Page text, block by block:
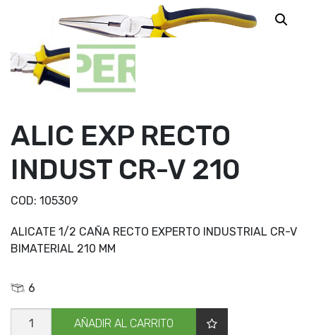
ALIC EXP RECTO
INDUST CR-V 210
COD: 105309
ALICATE 1/2 CAÑA RECTO EXPERTO INDUSTRIAL CR-V
BIMATERIAL 210 MM
6
ALIC
EXP
AÑADIR AL CARRITO